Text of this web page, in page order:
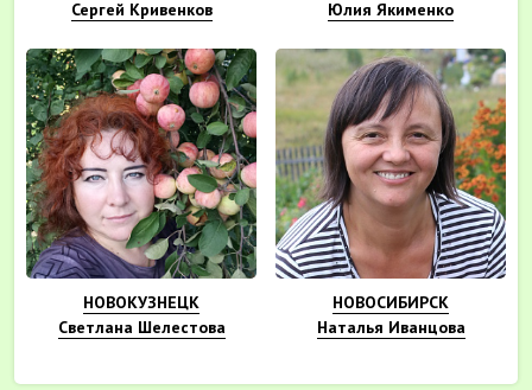
Сергей Кривенков Юлия Якименко
НОВОКУЗНЕЦК
Светлана Шелестова
НОВОСИБИРСК
Наталья Иванцова